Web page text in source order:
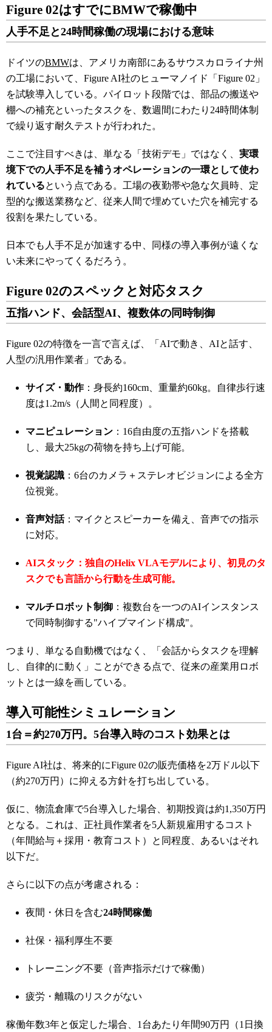
Figure 02はすでにBMWで稼働中
人手不足と24時間稼働の現場における意味
ドイツのBMWは、アメリカ南部にあるサウスカロライナ州
の工場において、Figure AI社のヒューマノイド「Figure 02」
を試験導入している。パイロット段階では、部品の搬送や
棚への補充といったタスクを、数週間にわたり24時間体制
で繰り返す耐久テストが行われた。
ここで注目すべきは、単なる「技術デモ」ではなく、 実環
境下での人手不足を補うオペレーションの一環として使わ
れているという点である。工場の夜勤帯や急な欠員時、定
型的な搬送業務など、従来人間で埋めていた穴を補完する
役割を果たしている。
日本でも人手不足が加速する中、同様の導入事例が遠くな
い未来にやってくるだろう。
Figure 02のスペックと対応タスク
五指ハンド、会話型AI、複数体の同時制御
Figure 02の特徴を一言で言えば、「AIで動き、AIと話す、
人型の汎用作業者」である。
サイズ・動作：身長約160cm、重量約60kg。自律歩行速
度は1.2m/s（人間と同程度）。
マニピュレーション ：16自由度の五指ハンドを搭載
し、最大25kgの荷物を持ち上げ可能。
視覚認識 ：6台のカメラ＋ステレオビジョンによる全方
位視覚。
音声対話：マイクとスピーカーを備え、音声での指示
に対応。
AIスタック：独自のHelix VLAモデルにより、初見のタ
スクでも言語から行動を生成可能。
マルチロボット制御 ：複数台を一つのAIインスタンス
で同時制御する"ハイブマインド構成"。
つまり、単なる自動機ではなく、「会話からタスクを理解
し、自律的に動く」ことができる点で、従来の産業用ロボ
ットとは一線を画している。
導入可能性シミュレーション
1台＝約270万円。5台導入時のコスト効果とは
Figure AI社は、将来的にFigure 02の販売価格を2万ドル以下
（約270万円）に抑える方針を打ち出している。
仮に、物流倉庫で5台導入した場合、初期投資は約1,350万円
となる。これは、正社員作業者を5人新規雇用するコスト
（年間給与＋採用・教育コスト）と同程度、あるいはそれ
以下だ。
さらに以下の点が考慮される：
夜間・休日を含む24時間稼働
社保・福利厚生不要
トレーニング不要（音声指示だけで稼働）
疲労・離職のリスクがない
稼働年数3年と仮定した場合、1台あたり年間90万円（1日換